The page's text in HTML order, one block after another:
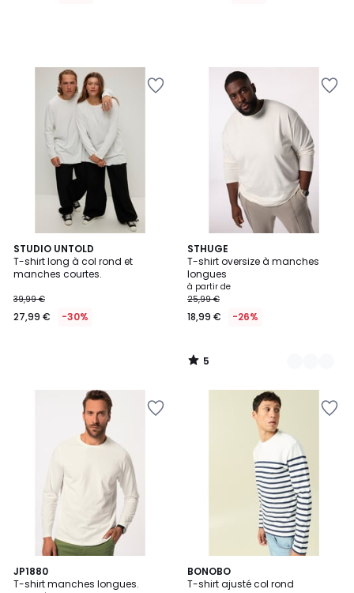
STUDIO UNTOLD
T-shirt long à col rond et
manches courtes.
39,99 €
27,99 € -30%
STHUGE
T-shirt oversize à manches
longues
à partir de
25,99 €
18,99 € -26%
5
/
5
5
Couleurs
5
/
JP1880
T-shirt manches longues.
BONOBO
T-shirt ajusté col rond